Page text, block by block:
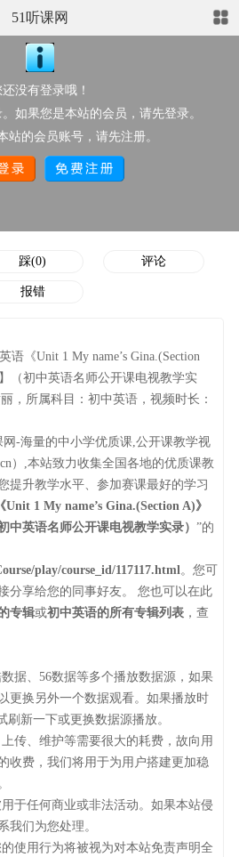
51听课网
没有登录哦！
如果您是本站的会员，请先登录。
站的会员账号，请先注册。
1 My name’s Gina.(Section A)》杭州行
名师公开课电视教学实录）
点此上传配套资源
点击次数：
6029
顶/踩次数： 161/0
踩(0) 评论
报错
《Unit 1 My name’s Gina.(Section
（初中英语名师公开课电视教学实
，所属科目：初中英语，视频时长：
-海量的中小学优质课,公开课教学视
）,本站致力收集全国各地的优质课教
提升教学水平、参加赛课最好的学习
Unit 1 My name’s Gina.(Section A)》
中英语名师公开课电视教学实录）”的
play/course_id/117117.html。您可
分享给您的同事好友。 您也可以在此
专辑或初中英语的所有专辑列表 ，查
据、56数据等多个播放数据源，如果
更换另外一个数据观看。如果播放时
刷新一下或更换数据源播放。
传、维护等需要很大的耗费，故向用
收费，我们将用于为用户搭建更加稳
于任何商业或非法活动。如果本站侵
我们为您处理。
使用行为将被视为对本站免责声明全